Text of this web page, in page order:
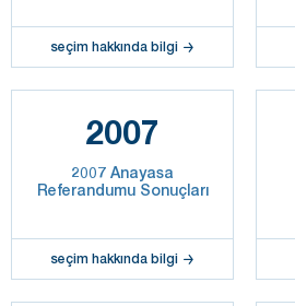
seçim hakkında bilgi
2007
2007 Anayasa
Referandumu Sonuçları
seçim hakkında bilgi